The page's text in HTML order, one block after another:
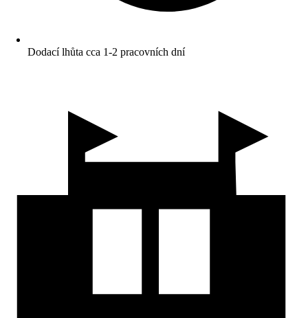
Dodací lhůta cca 1-2 pracovních dní